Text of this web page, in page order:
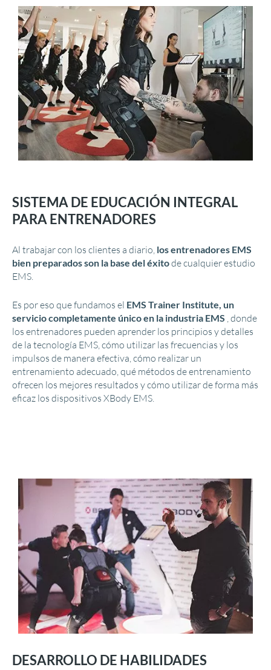
SISTEMA DE EDUCACIÓN INTEGRAL
PARA ENTRENADORES
Al trabajar con los clientes a diario, los entrenadores EMS
bien preparados son la base del éxitode cualquier estudio
EMS.
Es por eso que fundamos el EMS Trainer Institute, un
servicio completamente único en la industria EMS , donde
los entrenadores pueden aprender los principios y detalles
de la tecnología EMS, cómo utilizar las frecuencias y los
impulsos de manera efectiva, cómo realizar un
entrenamiento adecuado, qué métodos de entrenamiento
ofrecen los mejores resultados y cómo utilizar de forma más
eficaz los dispositivos XBody EMS.
DESARROLLO DE HABILIDADES